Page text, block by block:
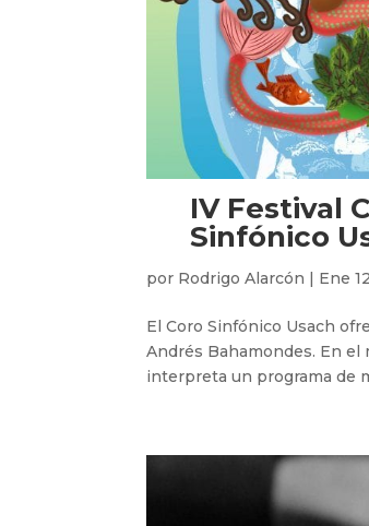
IV Festival
Sinfónico
por Rodrigo Alarcón | Ene
El Coro Sinfónico Usach
Andrés Bahamondes. En el
interpreta un programa de